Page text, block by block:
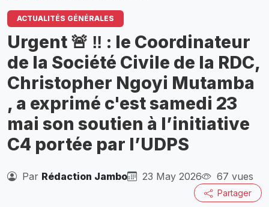
ACTUALITÉS GÉNÉRALES
Urgent 🚨 ‼️ : le Coordinateur
de la Société Civile de la RDC,
Christopher Ngoyi Mutamba
, a exprimé c'est samedi 23
mai son soutien à l’initiative
C4 portée par l’UDPS
Par Rédaction Jambo 23 May 2026 67 vues
Partager